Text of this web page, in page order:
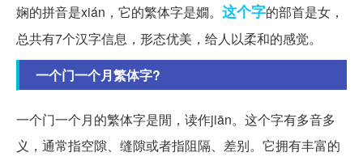
娴的拼音是xián，它的繁体字是嫺。 这个字的部首是女，
总共有7个汉字信息，形态优美，给人以柔和的感觉。
一个门一个月繁体字?
一个门一个月的繁体字是閒，读作jiān。这个字有多音多
义，通常指空隙、缝隙或者指阻隔、差别。它拥有丰富的